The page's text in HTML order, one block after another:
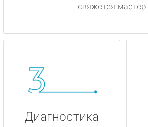
свяжется мастер.
Диагностика